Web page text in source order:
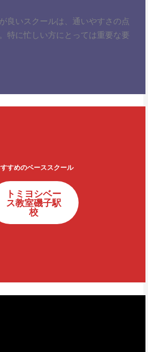
良いスクールは、通いやすさの点
特に忙しい方にとっては重要な要
すめのベーススクール
トミヨシベー
ス教室磯子駅
校